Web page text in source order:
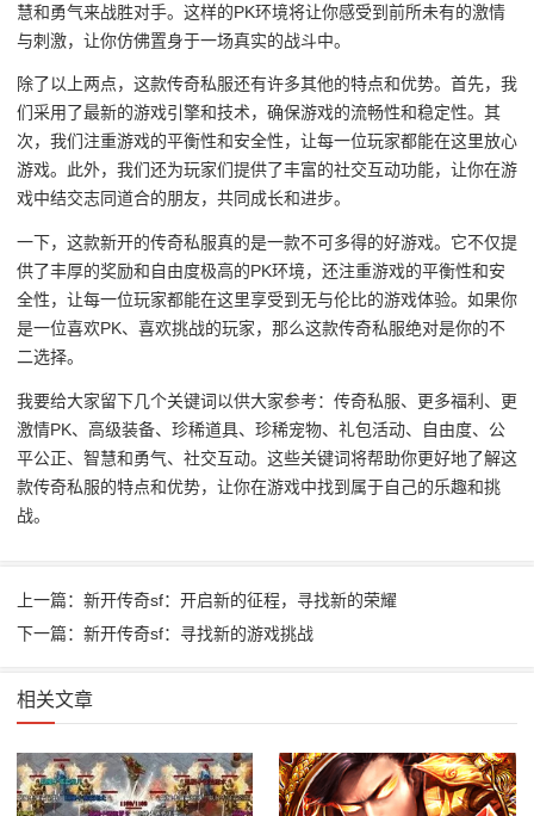
慧和勇气来战胜对手。这样的PK环境将让你感受到前所未有的激情
与刺激，让你仿佛置身于一场真实的战斗中。
除了以上两点，这款传奇私服还有许多其他的特点和优势。首先，我
们采用了最新的游戏引擎和技术，确保游戏的流畅性和稳定性。其
次，我们注重游戏的平衡性和安全性，让每一位玩家都能在这里放心
游戏。此外，我们还为玩家们提供了丰富的社交互动功能，让你在游
戏中结交志同道合的朋友，共同成长和进步。
一下，这款新开的传奇私服真的是一款不可多得的好游戏。它不仅提
供了丰厚的奖励和自由度极高的PK环境，还注重游戏的平衡性和安
全性，让每一位玩家都能在这里享受到无与伦比的游戏体验。如果你
是一位喜欢PK、喜欢挑战的玩家，那么这款传奇私服绝对是你的不
二选择。
我要给大家留下几个关键词以供大家参考：传奇私服、更多福利、更
激情PK、高级装备、珍稀道具、珍稀宠物、礼包活动、自由度、公
平公正、智慧和勇气、社交互动。这些关键词将帮助你更好地了解这
款传奇私服的特点和优势，让你在游戏中找到属于自己的乐趣和挑
战。
上一篇：新开传奇sf：开启新的征程，寻找新的荣耀
下一篇：新开传奇sf：寻找新的游戏挑战
相关文章